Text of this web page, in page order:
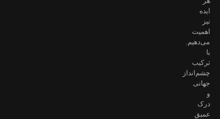
ایده
نیز
اهمیت
می‌دهیم.
با
ترکیب
چشم‌انداز
جهانی
و
درک
عمیق